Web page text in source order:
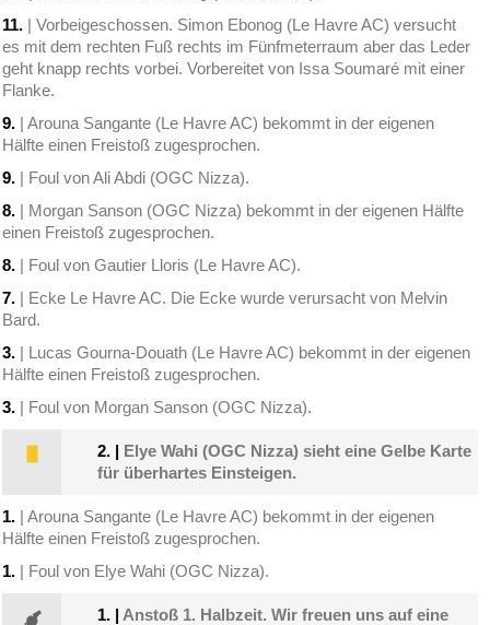
11. | Vorbeigeschossen. Simon Ebonog (Le Havre AC) versucht
es mit dem rechten Fuß rechts im Fünfmeterraum aber das Leder
geht knapp rechts vorbei. Vorbereitet von Issa Soumaré mit einer
Flanke.
9. | Arouna Sangante (Le Havre AC) bekommt in der eigenen
Hälfte einen Freistoß zugesprochen.
9. | Foul von Ali Abdi (OGC Nizza).
8. | Morgan Sanson (OGC Nizza) bekommt in der eigenen Hälfte
einen Freistoß zugesprochen.
8. | Foul von Gautier Lloris (Le Havre AC).
7. | Ecke Le Havre AC. Die Ecke wurde verursacht von Melvin
Bard.
3. | Lucas Gourna-Douath (Le Havre AC) bekommt in der eigenen
Hälfte einen Freistoß zugesprochen.
3. | Foul von Morgan Sanson (OGC Nizza).
2. | Elye Wahi (OGC Nizza) sieht eine Gelbe Karte
für überhartes Einsteigen.
1. | Arouna Sangante (Le Havre AC) bekommt in der eigenen
Hälfte einen Freistoß zugesprochen.
1. | Foul von Elye Wahi (OGC Nizza).
1. | Anstoß 1. Halbzeit. Wir freuen uns auf eine